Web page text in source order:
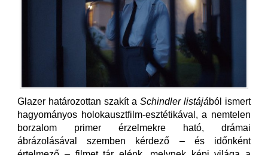
Glazer határozottan szakít a Schindler listájából ismert
hagyományos holokausztfilm-esztétikával, a nemtelen
borzalom primer érzelmekre ható, drámai
ábrázolásával szemben kérdező – és időnként